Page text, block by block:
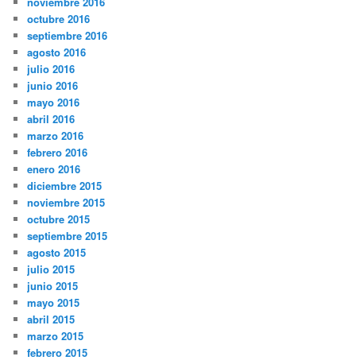
octubre 2016
septiembre 2016
agosto 2016
julio 2016
junio 2016
mayo 2016
abril 2016
marzo 2016
febrero 2016
enero 2016
diciembre 2015
noviembre 2015
octubre 2015
septiembre 2015
agosto 2015
julio 2015
junio 2015
mayo 2015
abril 2015
marzo 2015
febrero 2015